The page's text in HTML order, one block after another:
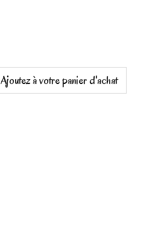
Ajoutez à votre panier d'achat